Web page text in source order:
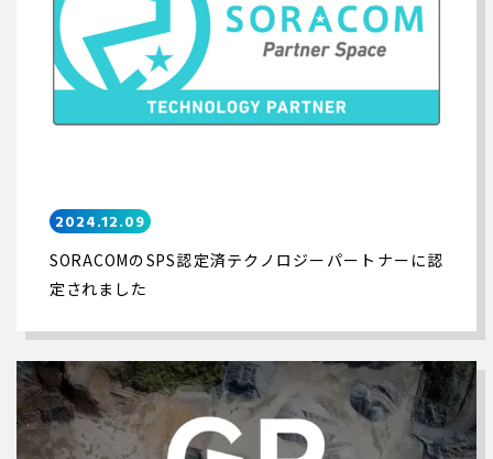
2024.12.09
SORACOMのSPS認定済テクノロジーパートナーに認
定されました